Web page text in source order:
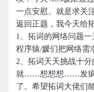
一点安慰。就是求关
返回正题，我今天给
1、拓词的网络问题
程序猿/媛们把网络需
2、拓词天天挑战十
就……想想想……发疯
了。希望拓词大佬们